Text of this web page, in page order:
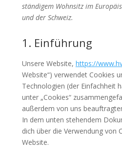
ständigem Wohnsitz im
und der Schweiz.
1. Einführung
Unsere Website, https://
Website“) verwendet Cookies
Technologien (der Einfachheit
unter „Cookies“
außerdem von uns
In dem unten stehendem
dich über die Verwendung von
Website.